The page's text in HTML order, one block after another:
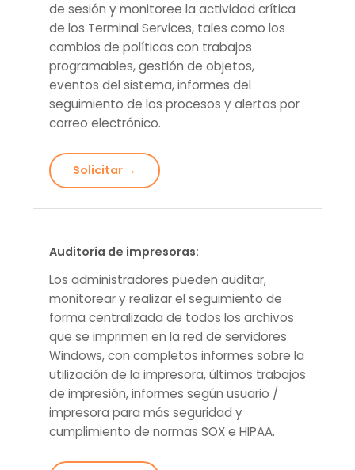
de sesión y monitoree la actividad crítica
de los Terminal Services, tales como los
cambios de políticas con trabajos
programables, gestión de objetos,
eventos del sistema, informes del
seguimiento de los procesos y alertas por
correo electrónico.
Solicitar →
Auditoría de impresoras:
Los administradores pueden auditar,
monitorear y realizar el seguimiento de
forma centralizada de todos los archivos
que se imprimen en la red de servidores
Windows, con completos informes sobre la
utilización de la impresora, últimos trabajos
de impresión, informes según usuario /
impresora para más seguridad y
cumplimiento de normas SOX e HIPAA.